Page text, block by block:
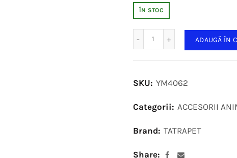
ÎN STOC
ADAUGĂ ÎN
SKU: YM4062
Categorii: ACCESORII
Brand: TATRAPET
Share